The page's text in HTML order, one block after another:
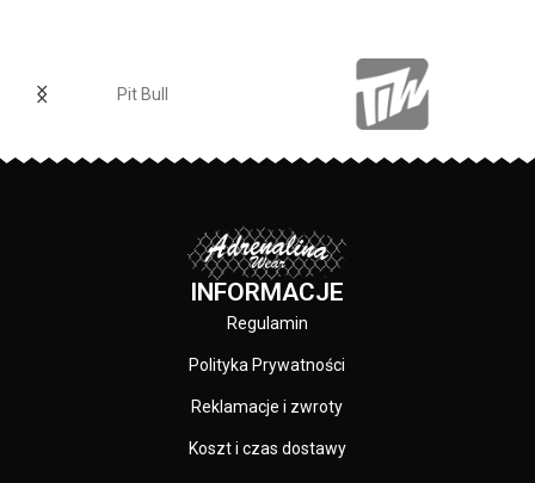
zostały zakończone
dopasowanym ściągaczem.
w Polsce.
specjalistyczną technologią
sitodruku przez co są bardzo
trwałe - skład materiału: 80%
KOLOR:
Pit Bull
INFORMACJE
Regulamin
Polityka Prywatności
Reklamacje i zwroty
Koszt i czas dostawy